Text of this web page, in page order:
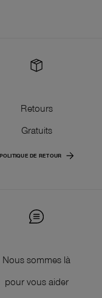
Retours
Gratuits
POLITIQUE DE RETOUR
Nous sommes là
pour vous aider